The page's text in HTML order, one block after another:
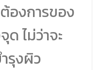
องการของ
ไม่ว่าจะ
รุงผิว